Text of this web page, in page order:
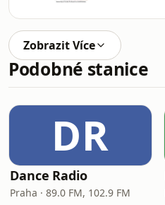
Zobrazit Více
Podobné stanice
DR
Dance Radio
Praha · 89.0 FM, 102.9 FM